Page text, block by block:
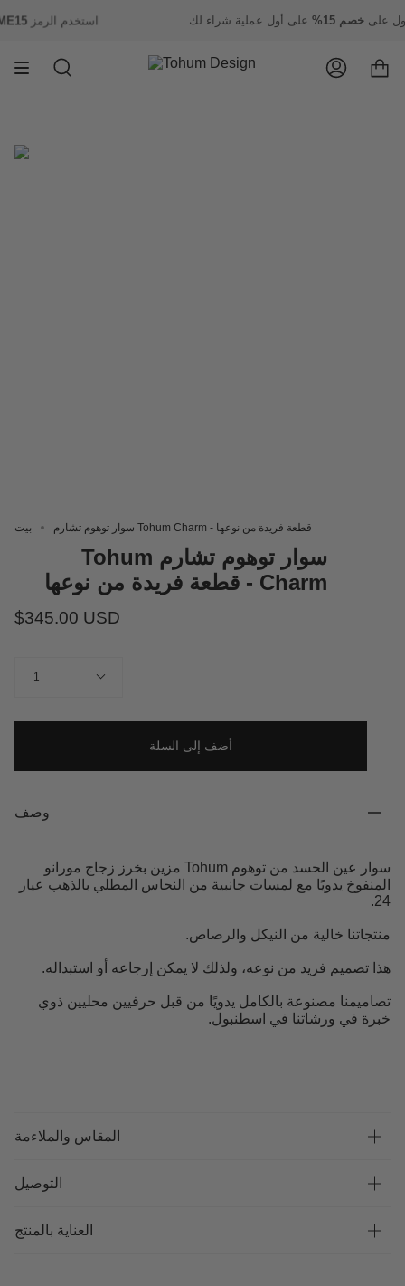
إلىاستخدم الرمز علىخصم 15% على أول عملية شراء لك
يبحث حساب
بيت سوار توهوم تشارم Tohum Charm - قطعة فريدة من نوعها
سوار توهوم تشارم Tohum
Charm - قطعة فريدة من نوعها
$345.00 USD
1
أضف إلى السلة
وصف
سوار عين الحسد من توهوم Tohum مزين بخرز زجاج مورانو
المنفوخ يدويًا مع لمسات جانبية من النحاس المطلي بالذهب عيار
24.
منتجاتنا خالية من النيكل والرصاص.
هذا تصميم فريد من نوعه، ولذلك لا يمكن إرجاعه أو استبداله.
تصاميمنا مصنوعة بالكامل يدويًا من قبل حرفيين محليين ذوي
خبرة في ورشاتنا في اسطنبول.
المقاس والملاءمة
التوصيل
العناية بالمنتج